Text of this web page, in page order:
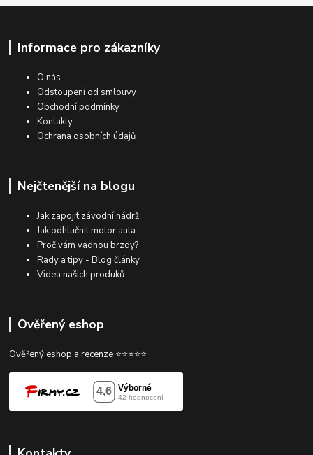
Informace pro zákazníky
O nás
Odstoupení od smlouvy
Obchodní podmínky
Kontakty
Ochrana osobních údajů
Nejčtenější na blogu
Jak zapojit závodní nádrž
Jak odhlučnit motor auta
Proč vám vadnou brzdy?
Rady a tipy - Blog články
Videa našich produků
Ověřený eshop
Ověřený eshop a recenze ⭐⭐⭐⭐⭐